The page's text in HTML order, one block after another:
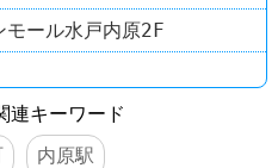
ール水戸内原2F
連キーワード
内原駅